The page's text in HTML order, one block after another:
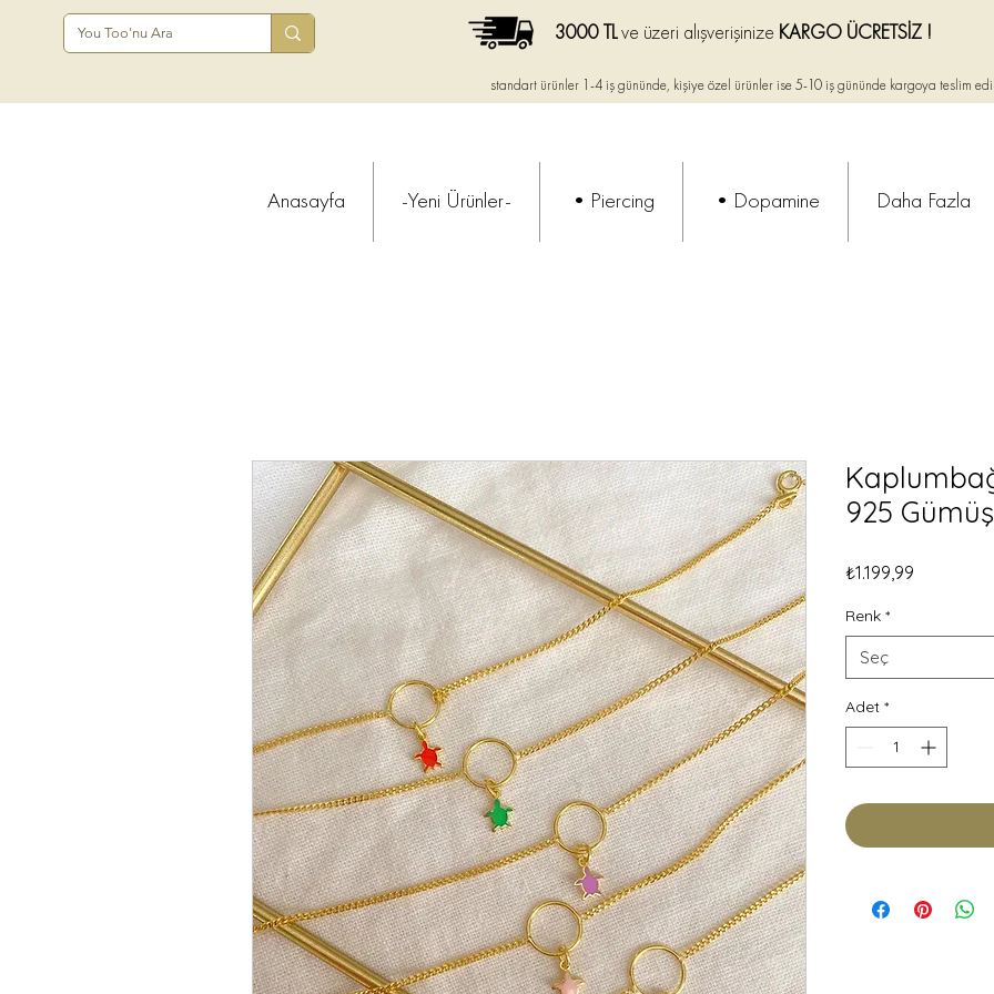
standart ürünler 1-4 iş gününde, kişiye özel ürünler ise 5-10 iş gününde kargoya teslim
3000 TLve üzeri alışverişinize KARGO ÜCRETSİZ !
Anasayfa -Yeni Ürünler- •Piercing •Dopamine Daha Fazla
925 Gümüş
₺1.199,99
Renk *
Seç
Adet *